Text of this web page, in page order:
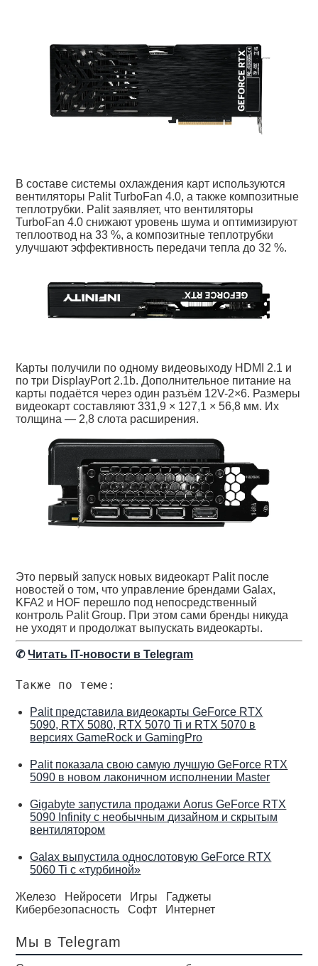
В составе системы охлаждения карт используются
вентиляторы Palit TurboFan 4.0, а также композитные
теплотрубки. Palit заявляет, что вентиляторы
TurboFan 4.0 снижают уровень шума и оптимизируют
теплоотвод на 33 %, а композитные теплотрубки
улучшают эффективность передачи тепла до 32 %.
Карты получили по одному видеовыходу HDMI 2.1 и
по три DisplayPort 2.1b. Дополнительное питание на
карты подаётся через один разъём 12V-2×6. Размеры
видеокарт составляют 331,9 × 127,1 × 56,8 мм. Их
толщина — 2,8 слота расширения.
Это первый запуск новых видеокарт Palit после
новостей о том, что управление брендами Galax,
KFA2 и HOF перешло под непосредственный
контроль Palit Group. При этом сами бренды никуда
не уходят и продолжат выпускать видеокарты.
✆Читать IT-новости в Telegram
Также по теме:
Palit представила видеокарты GeForce RTX
5090, RTX 5080, RTX 5070 Ti и RTX 5070 в
версиях GameRock и GamingPro
Palit показала свою самую лучшую GeForce RTX
5090 в новом лаконичном исполнении Master
Gigabyte запустила продажи Aorus GeForce RTX
5090 Infinity с необычным дизайном и скрытым
вентилятором
Galax выпустила однослотовую GeForce RTX
5060 Ti с «турбиной»
Железо Нейросети Игры
Гаджеты
Кибербезопасность
Софт Интернет
Мы в Telegram